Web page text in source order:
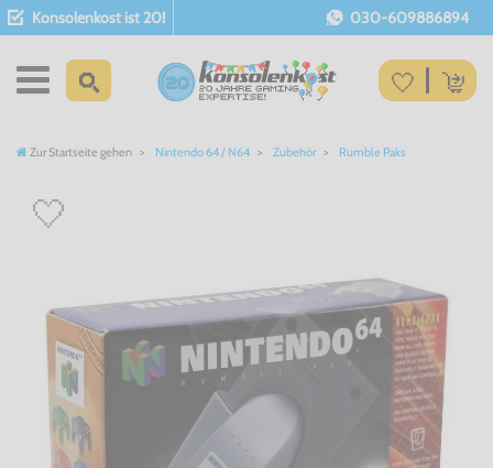
Konsolenkost ist 20! 030-609886894
Zur Startseite gehen Nintendo 64 / N64 Zubehör Rumble Paks